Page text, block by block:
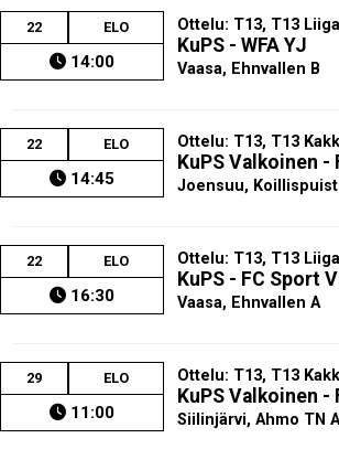
22 ELO
14:00
Ottelu: T13, T13
KuPS - WFA YJ
Vaasa, Ehnvallen B
22 ELO
14:45
Ottelu: T13, T13
KuPS Valkoinen -
Joensuu,
22 ELO
16:30
Ottelu: T13, T13
KuPS - FC Sport
Vaasa, Ehnvallen A
29 ELO
11:00
Ottelu: T13, T13
KuPS Valkoinen -
Siilinjärvi, Ahmo TN